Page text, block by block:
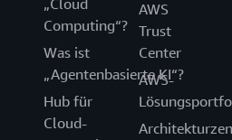
„Cloud
Computing“?
Was ist
„Agentenbasierte KI“?
Hub für
Cloud-
AWS
Trust
Center
AWS-